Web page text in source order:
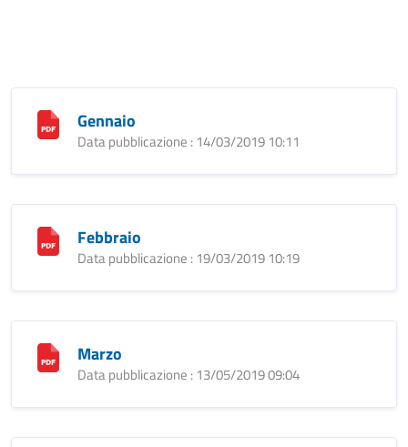
Gennaio
Data pubblicazione : 14/03/2019 10:11
Febbraio
Data pubblicazione : 19/03/2019 10:19
Marzo
Data pubblicazione : 13/05/2019 09:04